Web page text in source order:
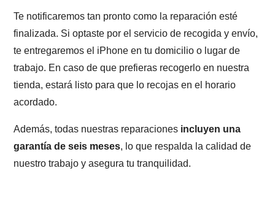
Te notificaremos tan pronto como la reparación esté
finalizada. Si optaste por el servicio de recogida y envío,
te entregaremos el iPhone en tu domicilio o lugar de
trabajo. En caso de que prefieras recogerlo en nuestra
tienda, estará listo para que lo recojas en el horario
acordado.
Además, todas nuestras reparaciones incluyen una
garantía de seis meses, lo que respalda la calidad de
nuestro trabajo y asegura tu tranquilidad.